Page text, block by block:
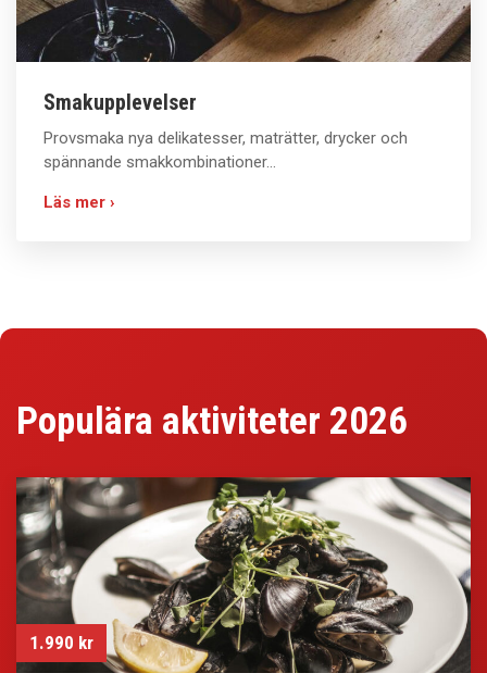
Smakupplevelser
Provsmaka nya delikatesser, maträtter, drycker och
spännande smakkombinationer...
Läs mer ›
Populära aktiviteter 2026
1.990 kr